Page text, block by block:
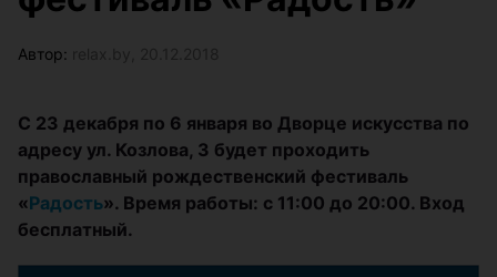
Автор:
С 23 декабря по 6 января во Дворце искусства по
адресу ул. Козлова, 3 будет проходить
православный рождественский фестиваль
«Радость». Время работы: c 11:00 до 20:00. Вход
бесплатный.